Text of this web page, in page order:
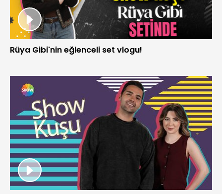
Rüya Gibi'nin eğlenceli set vlogu!